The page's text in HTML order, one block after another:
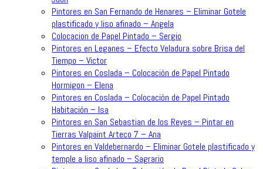
Pintores en San Fernando de Henares – Eliminar Gotele
plastificado y liso afinado – Angela
Colocacion de Papel Pintado – Sergio
Pintores en Leganes – Efecto Veladura sobre Brisa del
Tiempo – Victor
Pintores en Coslada – Colocación de Papel Pintado
Hormigon – Elena
Pintores en Coslada – Colocación de Papel Pintado
Habitación – Isa
Pintores en San Sebastian de los Reyes – Pintar en
Tierras Valpaint Arteco 7 – Ana
Pintores en Valdebernardo – Eliminar Gotele plastificado y
temple a liso afinado – Sagrario